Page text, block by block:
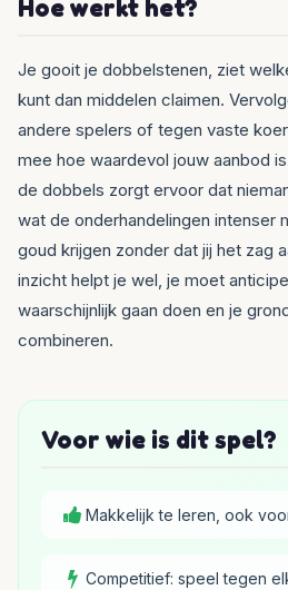
Hoe werkt het?
Je gooit je dobbelstenen, ziet
kunt dan middelen claimen.
andere spelers of tegen vaste
mee hoe waardevol jouw aanbod
de dobbels zorgt ervoor dat
wat de onderhandelingen intenser
goud krijgen zonder dat jij het zag
inzicht helpt je wel, je moet
waarschijnlijk gaan doen en je
combineren.
Voor wie is dit spel?
Makkelijk te leren, ook
Competitief: speel tegen